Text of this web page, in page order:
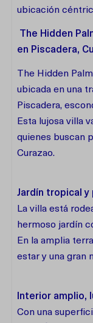
ubicación
The Hidden
en Piscadera,
The Hidden
ubicada en una
Piscadera,
Esta lujosa villa
quienes buscan
Curazao.
Jardín tropical y
La villa está
hermoso jardín
En la amplia
estar y una gran
Interior amplio,
Con una